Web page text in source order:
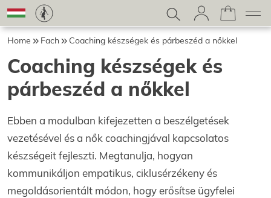
Home Fach Coaching készségek és párbeszéd a nőkkel
Coaching készségek és
párbeszéd a nőkkel
Ebben a modulban kifejezetten a beszélgetések
vezetésével és a nők coachingjával kapcsolatos
készségeit fejleszti. Megtanulja, hogyan
kommunikáljon empatikus, ciklusérzékeny és
megoldásorientált módon, hogy erősítse ügyfelei